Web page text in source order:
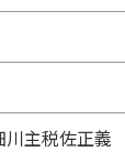
主税佐正義